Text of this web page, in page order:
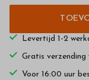
Levertijd 1-2
Gratis
Voor 16:00 uur